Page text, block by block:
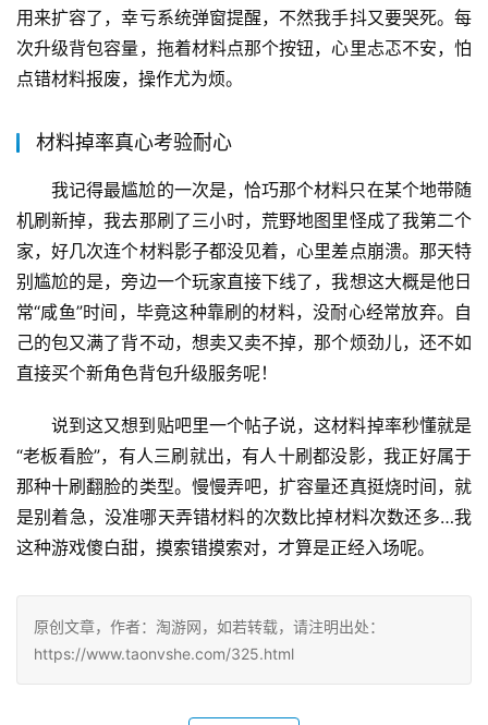
用来扩容了，幸亏系统弹窗提醒，不然我手抖又要哭死。每
次升级背包容量，拖着材料点那个按钮，心里忐忑不安，怕
点错材料报废，操作尤为烦。
材料掉率真心考验耐心
我记得最尴尬的一次是，恰巧那个材料只在某个地带随
机刷新掉，我去那刷了三小时，荒野地图里怪成了我第二个
家，好几次连个材料影子都没见着，心里差点崩溃。那天特
别尴尬的是，旁边一个玩家直接下线了，我想这大概是他日
常“咸鱼”时间，毕竟这种靠刷的材料，没耐心经常放弃。自
己的包又满了背不动，想卖又卖不掉，那个烦劲儿，还不如
直接买个新角色背包升级服务呢！
说到这又想到贴吧里一个帖子说，这材料掉率秒懂就是
“老板看脸”，有人三刷就出，有人十刷都没影，我正好属于
那种十刷翻脸的类型。慢慢弄吧，扩容量还真挺烧时间，就
是别着急，没准哪天弄错材料的次数比掉材料次数还多…我
这种游戏傻白甜，摸索错摸索对，才算是正经入场呢。
原创文章，作者：淘游网，如若转载，请注明出处：
https://www.taonvshe.com/325.html